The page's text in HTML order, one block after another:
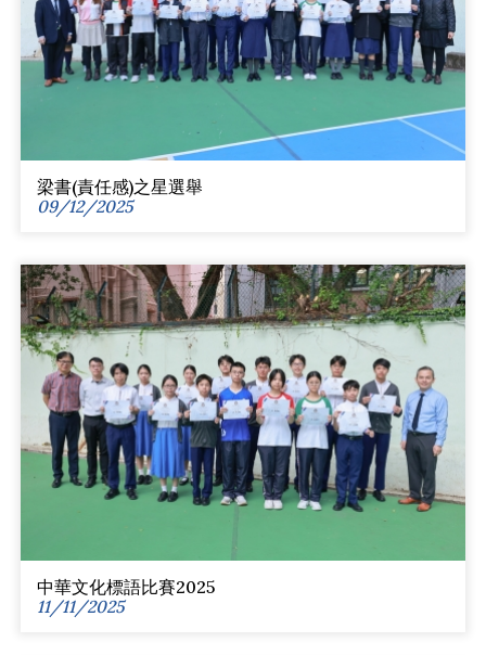
梁書(責任感)之星選舉
09/12/2025
中華文化標語比賽2025
11/11/2025